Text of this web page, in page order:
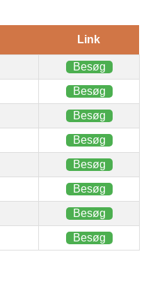
Link
Besøg
Besøg
Besøg
Besøg
Besøg
Besøg
Besøg
Besøg